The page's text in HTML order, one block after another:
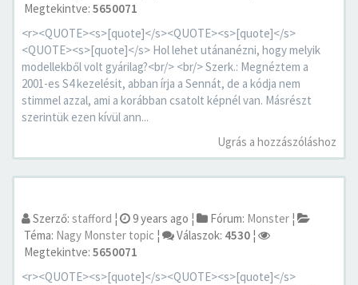
Megtekintve: 5650071
<r><QUOTE><s>[quote]</s><QUOTE><s>[quote]</s>
<QUOTE><s>[quote]</s> Hol lehet utánanézni, hogy melyik
modellekből volt gyárilag?<br/> <br/> Szerk.: Megnéztem a
2001-es S4 kezelésit, abban írja a Sennát, de a kódja nem
stimmel azzal, ami a korábban csatolt képnél van. Másrészt
szerintük ezen kívül ann...
Ugrás a hozzászóláshoz
Szerző: stafford ¦ 9 years ago ¦ Fórum: Monster ¦
Téma: Nagy Monster topic ¦ Válaszok: 4530 ¦
Megtekintve: 5650071
<r><QUOTE><s>[quote]</s><QUOTE><s>[quote]</s>